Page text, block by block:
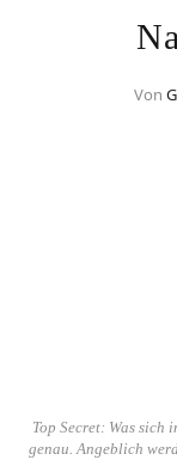
Von
Top Secret: Was sich
genau. Angeblich